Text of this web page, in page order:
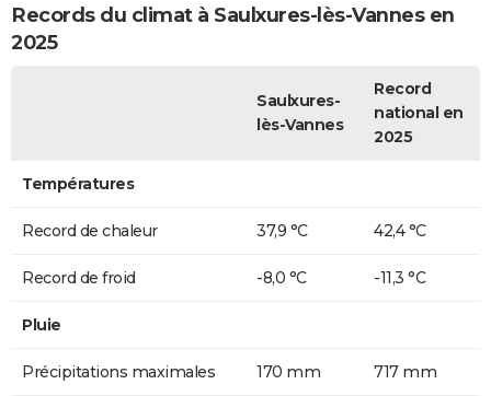
Records du climat à Saulxures-lès-Vannes en
2025
Saulxures-
lès-Vannes
Record
national en
2025
Températures
Record de chaleur 37,9 °C 42,4 °C
Record de froid -8,0 °C -11,3 °C
Pluie
Précipitations maximales 170 mm 717 mm